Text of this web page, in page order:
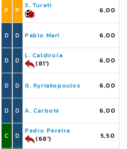
P
D
D
D
D
C
P
S. Turati
6,00
D Pablo Marí 6,00
D
L. Caldirola
(81')
6,00
D G. Kyriakopoulos 6,00
D A. Carboni 6,00
D
Pedro Pereira
(68')
5,50